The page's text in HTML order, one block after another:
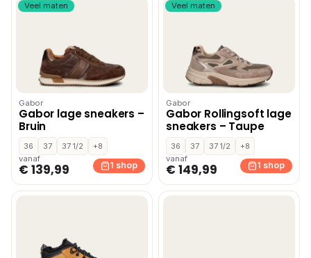
Veel maten
Gabor
Gabor lage sneakers –
Bruin
36 37 37 1/2
+8
vanaf
€ 139,99 1 shop
Veel maten
Gabor
Gabor Rollingsoft lage
sneakers – Taupe
36 37 37 1/2
+8
vanaf
€ 149,99 1 shop